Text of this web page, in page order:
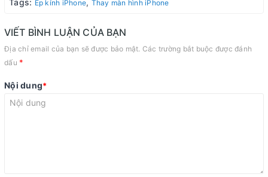
Ép kính iPhone Thay màn hình iPhone
VIẾT BÌNH LUẬN CỦA BẠN
Địa chỉ email của bạn sẽ được bảo mật. Các trường bắt buộc được đánh
dấu *
Nội dung*